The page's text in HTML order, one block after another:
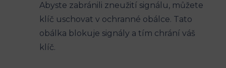
Abyste zabránili ⁢zneužití signálu, můžete
⁣klíč uschovat v‌ ochranné obálce. Tato
obálka blokuje signály a tím chrání váš
klíč.